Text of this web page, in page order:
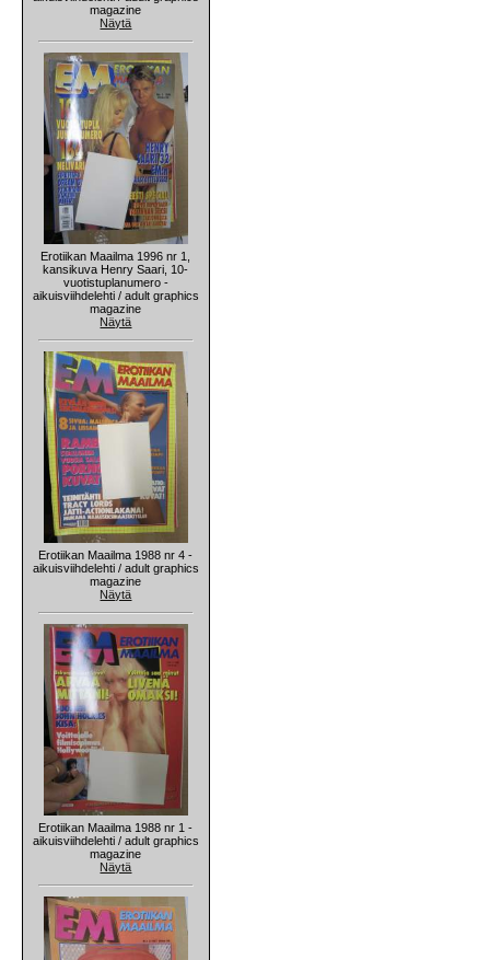
magazine
Näytä
Erotiikan Maailma 1996 nr 1,
kansikuva Henry Saari, 10-
vuotistuplanumero -
aikuisviihdelehti / adult graphics
magazine
Näytä
Erotiikan Maailma 1988 nr 4 -
aikuisviihdelehti / adult graphics
magazine
Näytä
Erotiikan Maailma 1988 nr 1 -
aikuisviihdelehti / adult graphics
magazine
Näytä